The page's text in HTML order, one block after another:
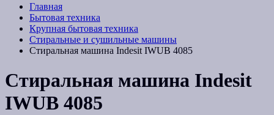
Главная
Бытовая техника
Крупная бытовая техника
Стиральные и сушильные машины
Стиральная машина Indesit IWUB 4085
Стиральная машина Indesit
IWUB 4085